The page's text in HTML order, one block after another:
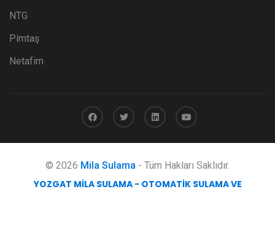
NTG
Pimtaş
Netafim
© 2026 Mila Sulama - Tüm Hakları Saklıdır.
YOZGAT MILA SULAMA - OTOMATIK SULAMA VE